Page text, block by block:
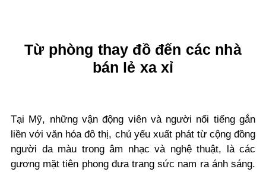
Từ phòng thay đồ đến các nhà
bán lẻ xa xỉ
Tại Mỹ, những vận động viên và người nổi tiếng gắn
liền với văn hóa đô thị, chủ yếu xuất phát từ cộng đồng
người da màu trong âm nhạc và nghệ thuật, là các
gương mặt tiên phong đưa trang sức nam ra ánh sáng.